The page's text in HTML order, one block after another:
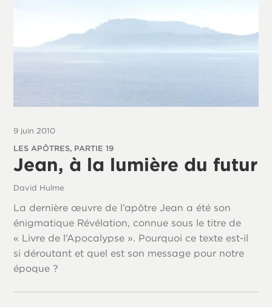
9 juin 2010
LES APÔTRES, PARTIE 19
Jean, à la lumière du futur
David Hulme
La dernière œuvre de l’apôtre Jean a été son
énigmatique Révélation, connue sous le titre de
« Livre de l’Apocalypse ». Pourquoi ce texte est-il
si déroutant et quel est son message pour notre
époque ?